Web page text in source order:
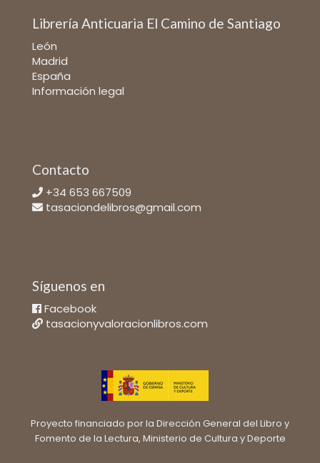
Librería Anticuaria El Camino de Santiago
León
Madrid
España
Información legal
Contacto
+34 653 667509
tasaciondelibros@gmail.com
Síguenos en
Facebook
tasacionyvaloracionlibros.com
Proyecto financiado por la Dirección General del Libro y
Fomento de la Lectura, Ministerio de Cultura y Deporte